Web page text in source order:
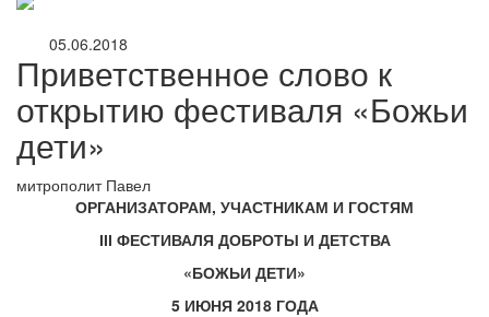
05.06.2018
Приветственное слово к
открытию фестиваля «Божьи
дети»
митрополит Павел
ОРГАНИЗАТОРАМ, УЧАСТНИКАМ И ГОСТЯМ
ІІІ ФЕСТИВАЛЯ ДОБРОТЫ И ДЕТСТВА
«БОЖЬИ ДЕТИ»
5 ИЮНЯ 2018 ГОДА